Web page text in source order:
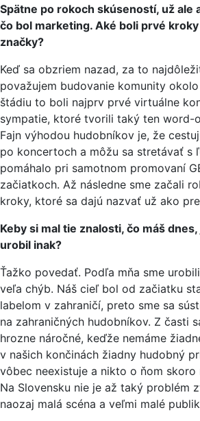
Spätne po rokoch skúseností, už ale
čo bol marketing. Aké boli prvé
značky?
Keď sa obzriem nazad, za to
považujem budovanie komunity
štádiu to boli najprv prvé virtuálne
sympatie, ktoré tvorili taký ten word-
Fajn výhodou hudobníkov je, že
po koncertoch a môžu sa stretávať s
pomáhalo pri samotnom promovaní
začiatkoch. Až následne sme začali
kroky, ktoré sa dajú nazvať už ako
Keby si mal tie znalosti, čo máš
urobil inak?
Ťažko povedať. Podľa mňa sme
veľa chýb. Náš cieľ bol od začiatku
labelom v zahraničí, preto sme sa
na zahraničných hudobníkov. Z časti
hrozne náročné, keďže nemáme
v našich končinách žiadny hudobný
vôbec neexistuje a nikto o ňom skoro
Na Slovensku nie je až taký problém
naozaj malá scéna a veľmi malé